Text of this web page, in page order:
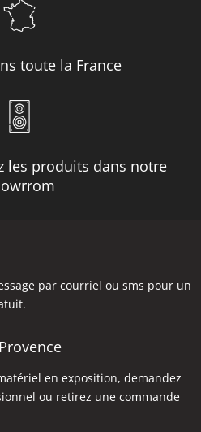
toute la France
les produits dans notre
par courriel ou sms pour un
en exposition, demandez
ou retirez une commande